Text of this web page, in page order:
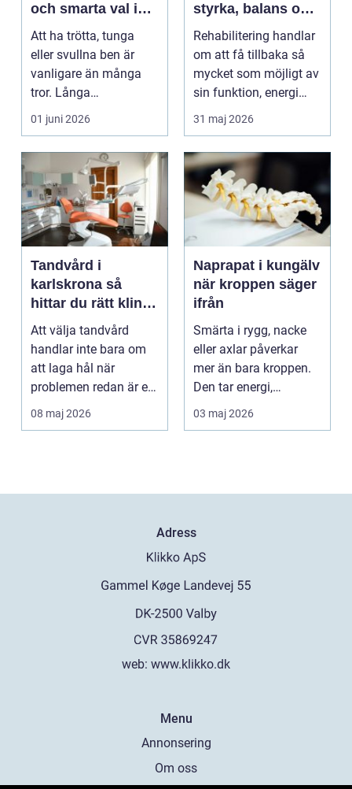
och smarta val i
vardagen
Att ha trötta, tunga
eller svullna ben är
vanligare än många
tror. Långa
arbetsdagar på hårda
golv, ...
01 juni 2026
styrka, balans och
vardag
Rehabilitering handlar
om att få tillbaka så
mycket som möjligt av
sin funktion, energi
och trygghet...
31 maj 2026
Tandvård i
karlskrona så
hittar du rätt klinik
för långsiktig
munhälsa
Att välja tandvård
handlar inte bara om
att laga hål när
problemen redan är ett
faktum. Det handlar ...
08 maj 2026
Naprapat i kungälv
när kroppen säger
ifrån
Smärta i rygg, nacke
eller axlar påverkar
mer än bara kroppen.
Den tar energi,
koncentration och
03 maj 2026
Adress
web: www.klikko.dk
Menu
Annonsering
Om oss